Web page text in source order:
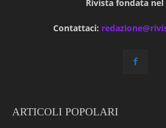
Rivista fondata nel
Contattaci:
ARTICOLI POPOLARI